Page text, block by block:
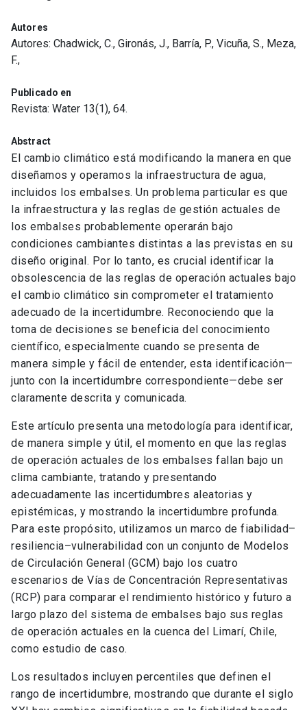
Autores
Autores: Chadwick, C., Gironás, J., Barría, P., Vicuña, S., Meza,
F.,
Publicado en
Revista: Water 13(1), 64.
Abstract
El cambio climático está modificando la manera en que
diseñamos y operamos la infraestructura de agua,
incluidos los embalses. Un problema particular es que
la infraestructura y las reglas de gestión actuales de
los embalses probablemente operarán bajo
condiciones cambiantes distintas a las previstas en su
diseño original. Por lo tanto, es crucial identificar la
obsolescencia de las reglas de operación actuales bajo
el cambio climático sin comprometer el tratamiento
adecuado de la incertidumbre. Reconociendo que la
toma de decisiones se beneficia del conocimiento
científico, especialmente cuando se presenta de
manera simple y fácil de entender, esta identificación—
junto con la incertidumbre correspondiente—debe ser
claramente descrita y comunicada.
Este artículo presenta una metodología para identificar,
de manera simple y útil, el momento en que las reglas
de operación actuales de los embalses fallan bajo un
clima cambiante, tratando y presentando
adecuadamente las incertidumbres aleatorias y
epistémicas, y mostrando la incertidumbre profunda.
Para este propósito, utilizamos un marco de fiabilidad–
resiliencia–vulnerabilidad con un conjunto de Modelos
de Circulación General (GCM) bajo los cuatro
escenarios de Vías de Concentración Representativas
(RCP) para comparar el rendimiento histórico y futuro a
largo plazo del sistema de embalses bajo sus reglas
de operación actuales en la cuenca del Limarí, Chile,
como estudio de caso.
Los resultados incluyen percentiles que definen el
rango de incertidumbre, mostrando que durante el siglo